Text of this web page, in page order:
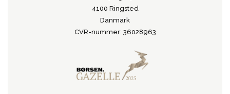
4100 Ringsted
Danmark
CVR-nummer: 36028963